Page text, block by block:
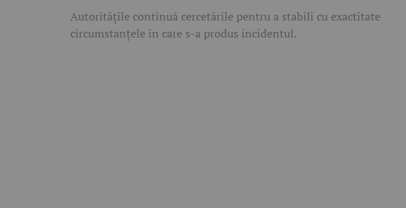
Autoritățile continuă cercetările pentru a stabili cu exactitate
circumstanțele în care s-a produs incidentul.